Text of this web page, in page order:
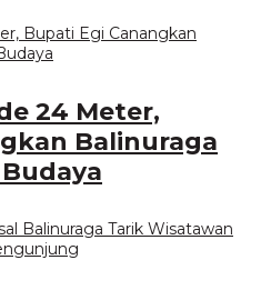
24 Meter,
Balinuraga